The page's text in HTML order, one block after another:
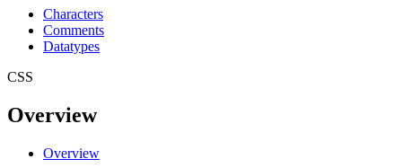
Characters
Comments
Datatypes
CSS
Overview
Overview